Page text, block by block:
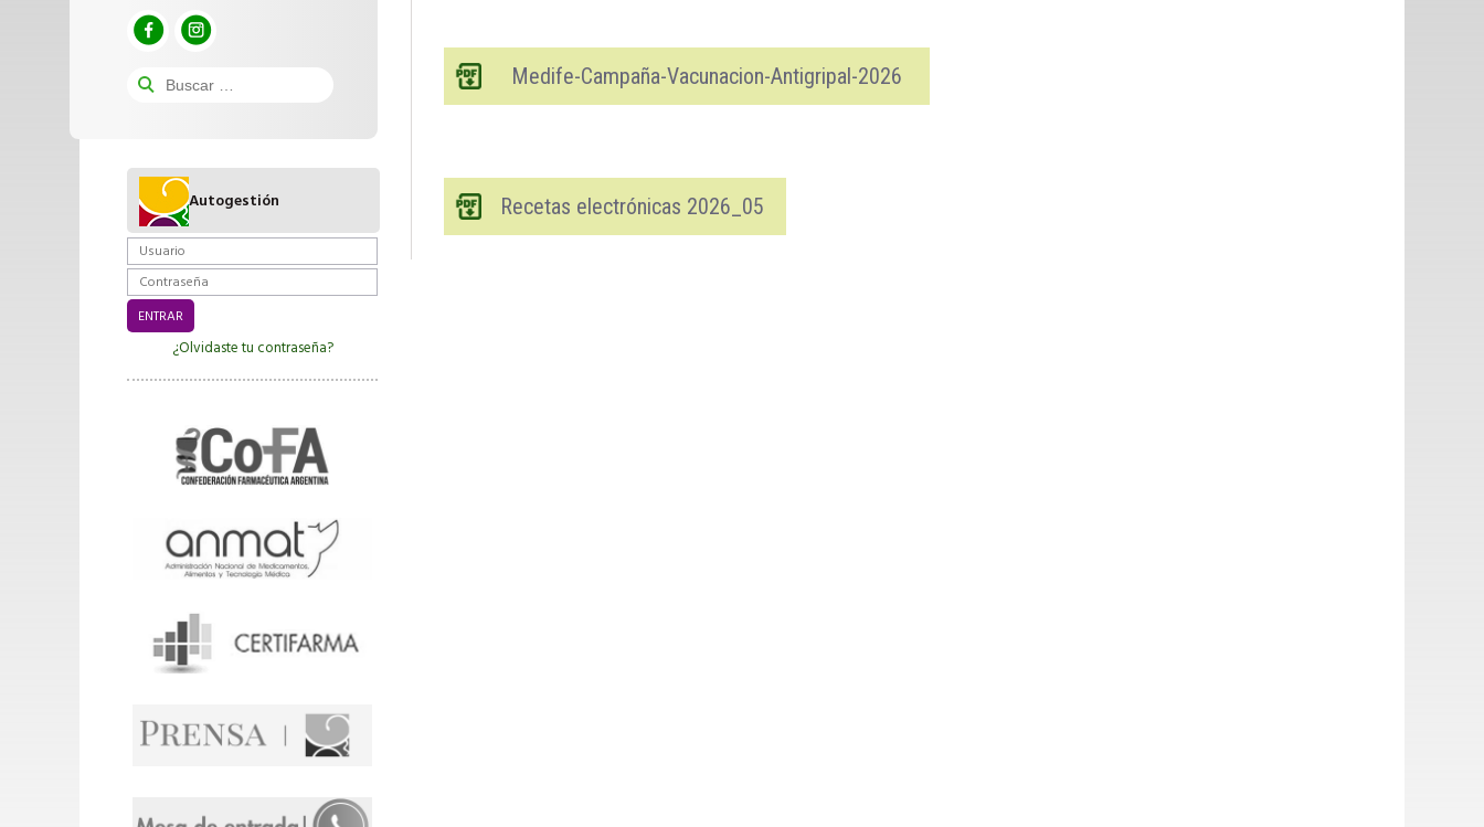
Autogestión
¿Olvidaste tu contraseña?
Medife-Campaña-Vacunacion-Antigripal-2026
Recetas electrónicas 2026_05